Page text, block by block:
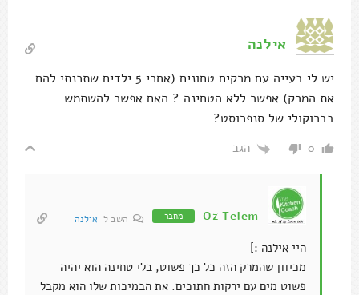
אילנה
יש לי בעייה עם מרקים טחונים (אחרי 5 ילדים שתכנתי להם
את המרק) אפשר ללא הטחינה ? האם אפשר להשתמש
בברוקולי של סנפרוסט?
0 הגב
Oz Telem מחבר השב ל אילנה
היי אילנה :]
מכיוון שהמרק הזה כל כך פשוט, בלי טחינה הוא יהיה
פשוט מים עם ירקות חתוכים. את הבמיכות שלו הוא מקבל